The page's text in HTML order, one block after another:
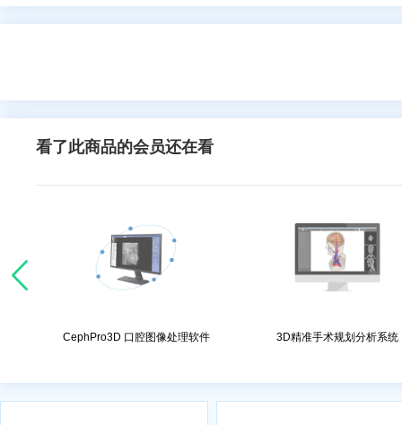
看了此商品的会员还在看
CephPro3D 口腔图像处理软件 3D精准手术规划分析系统